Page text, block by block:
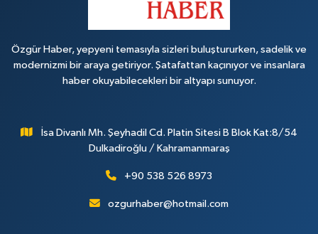
Özgür Haber, yepyeni temasıyla sizleri buluştururken, sadelik ve
modernizmi bir araya getiriyor. Şatafattan kaçınıyor ve insanlara
haber okuyabilecekleri bir altyapı sunuyor.
İsa Divanlı Mh. Şeyhadil Cd. Platin Sitesi B Blok Kat:8/54
Dulkadiroğlu / Kahramanmaraş
+90 538 526 8973
ozgurhaber@hotmail.com